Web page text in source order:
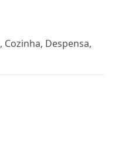
Despensa,